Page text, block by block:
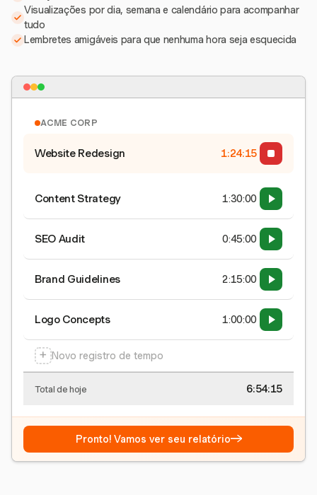
Visualizações por dia, semana e calendário para acompanhar
tudo
Lembretes amigáveis para que nenhuma hora seja esquecida
ACME CORP
Website Redesign 1:24:15
Content Strategy 1:30:00
SEO Audit 0:45:00
Brand Guidelines 2:15:00
Logo Concepts 1:00:00
+ Novo registro de tempo
Total de hoje 6:54:15
Pronto! Vamos ver seu relatório→